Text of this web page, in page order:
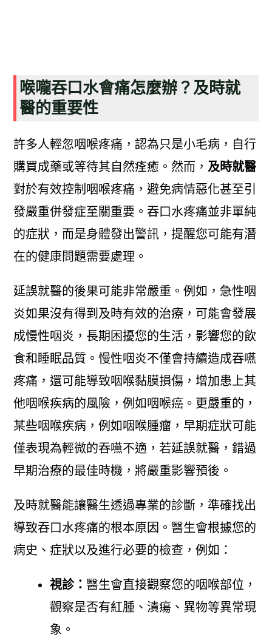
喉嚨吞口水會痛怎麼辦？及時就
醫的重要性
許多人輕忽咽喉疼痛，認為只是小毛病，自行
購買成藥或等待其自然痊癒。然而， 及時就醫
對於有效控制咽喉疼痛，避免病情惡化甚至引
發嚴重併發症至關重要。吞口水疼痛並非單純
的症狀，而是身體發出警訊，提醒您可能有潛
在的健康問題需要處理。
延誤就醫的後果可能非常嚴重。例如，急性咽
炎如果沒有得到及時有效的治療，可能會發展
成慢性咽炎，長期困擾您的生活，影響您的飲
食和睡眠品質。慢性咽炎不僅會持續造成吞嚥
疼痛，還可能導致咽喉黏膜損傷，增加患上其
他咽喉疾病的風險，例如咽喉癌。更嚴重的，
某些咽喉疾病，例如咽喉腫瘤，早期症狀可能
僅表現為輕微的吞嚥不適，若延誤就醫，錯過
早期治療的最佳時機，將嚴重影響預後。
及時就醫能讓醫生透過專業的診斷，準確找出
導致吞口水疼痛的根本原因。醫生會根據您的
病史、症狀以及進行必要的檢查，例如：
視診： 醫生會直接觀察您的咽喉部位，
觀察是否有紅腫、潰瘍、異物等異常現
象。